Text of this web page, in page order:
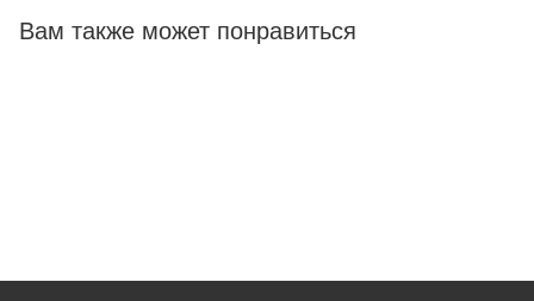
наличие, стоимость и характеристики товара вы можете у
Вам также может понравиться